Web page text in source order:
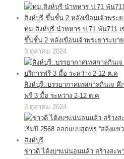
ทม.สิงห์บุรี นำทหาร ป.71 พัน711 เ
ขึ้นชั้น 2 หลังเขื่อนเจ้าพระยาระบา
3 ตุลาคม 2024
สิงห์บุรี..บรรยากาศเทศกาลกินเจ คึ
ฟรี 3 มื้อ ระหว่าง 2-12 ต.ค
3 ตุลาคม 2024
ข่าวดี ได้งบฯแน่นอนแล้ว สร้างสะพ